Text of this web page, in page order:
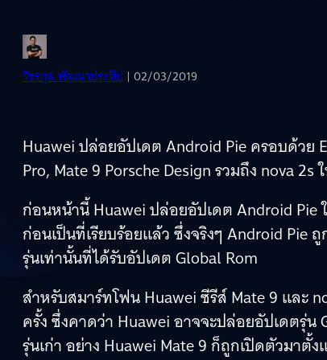
วัชรกุล พัฒนาประทีป | 02/03/2019
Huawei ปล่อยอัปเดต Android Pie ครอบด้วย
Pro, Mate 9 Porsche Design รวมถึง nova 2s
ก่อนหน้านี้ Huawei ปล่อยอัปเดต Android Pie
ก่อนเป็นที่เรียบร้อยแล้ว ซึ่งจริงๆ Android
รุ่นเท่านั้นที่ได้รับอัปเดต Global Rom
สำหรับสมาร์ทโฟน Huawei ซีรีส์ Mate 9 และ
ครั้ง ซึ่งคาดว่า Huawei อาจจะปล่อยอัปเดตรุ่
รุ่นเก่า อย่าง Huawei Mate 9 ก็ถูกเปิดตัวมาตั้